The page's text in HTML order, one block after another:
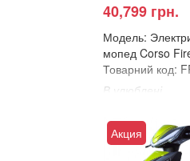
40,799 грн.
Модель:
мопед Corso
Товарний код:
В улюблені
ЕЛЕКТРИЧНИЙ
CORSO FIRE
Акция